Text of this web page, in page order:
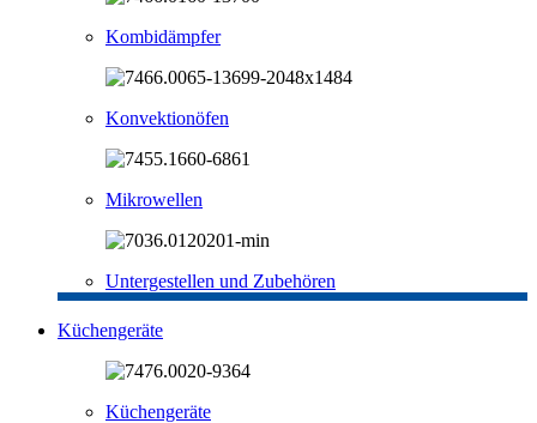
Kombidämpfer
Konvektionöfen
Mikrowellen
Untergestellen und Zubehören
Küchengeräte
Küchengeräte